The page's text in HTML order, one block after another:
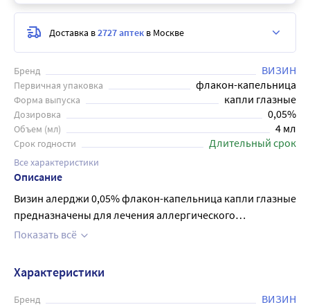
Бренд ВИЗИН
Первичная упаковка флакон-капельница
Форма выпуска капли глазные
Дозировка 0,05%
Объем (мл) 4 мл
Срок годности Длительный срок
Все характеристики
Описание
Визин алерджи 0,05% флакон-капельница капли глазные
предназначены для лечения аллергического
конъюнктивита. Они помогают устранить зуд и
слизистой оболочки глаза. Для взрослых и детей старше
12 лет: по 1 капле в каждый глаз два раза в день (при
необходимости - 3-4 раза в день). Лечение следует
Показать всё
Доставка в2727 аптек в Москве
Характеристики
Бренд ВИЗИН